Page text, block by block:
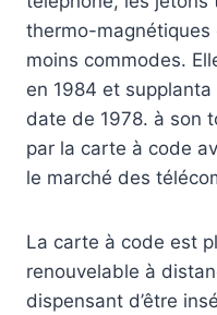
thermo-magnétiques
moins commodes.
en 1984 et
date de 1978. à son
par la carte à code
le marché des
La carte à code est
renouvelable à
dispensant d’être